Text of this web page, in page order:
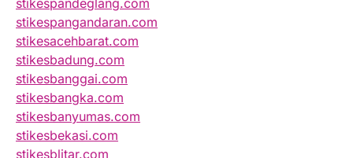
stikespandeglang.com
stikespangandaran.com
stikesacehbarat.com
stikesbadung.com
stikesbanggai.com
stikesbangka.com
stikesbanyumas.com
stikesbekasi.com
stikesblitar.com